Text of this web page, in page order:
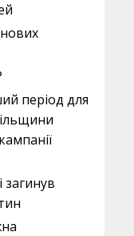
період для